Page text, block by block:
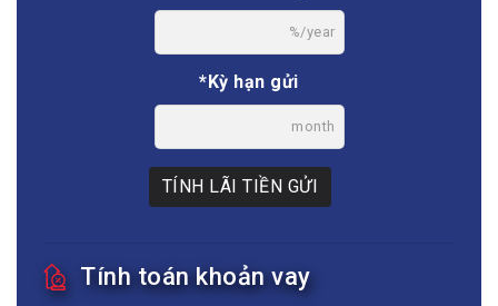
%/year
*Kỳ hạn gửi
month
TÍNH LÃI TIỀN GỬI
Tính toán khoản vay